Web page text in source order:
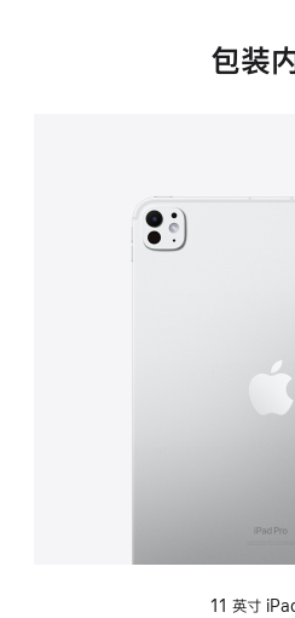
包装
11 英寸